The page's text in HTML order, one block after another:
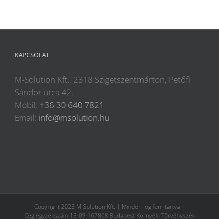
KAPCSOLAT
M-Solution Kft., 2318 Szigetszentmárton, Petőfi
Sándor utca 42.
Mobil: +36 30 640 7821
Email: info@msolution.hu
Copyright 2023 M-Solution Kft. | Minden jog fenntartva |
Cégjegyzékszám 13-09-167868 Budapest Környéki Törvényszék